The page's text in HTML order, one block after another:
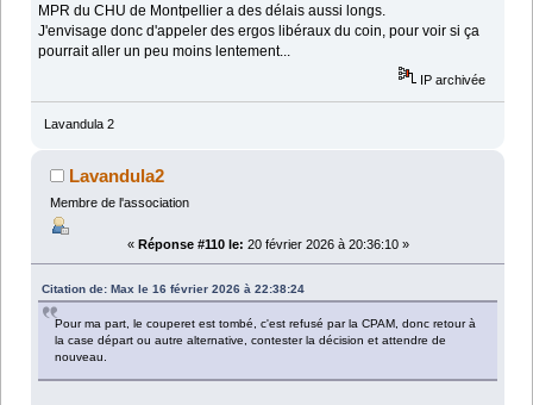
MPR du CHU de Montpellier a des délais aussi longs.
J'envisage donc d'appeler des ergos libéraux du coin, pour voir si ça
pourrait aller un peu moins lentement...
IP archivée
Lavandula 2
Lavandula2
Membre de l'association
« Réponse #110 le: 20 février 2026 à 20:36:10 »
Citation de: Max le 16 février 2026 à 22:38:24
Pour ma part, le couperet est tombé, c'est refusé par la CPAM, donc retour à
la case départ ou autre alternative, contester la décision et attendre de
nouveau.